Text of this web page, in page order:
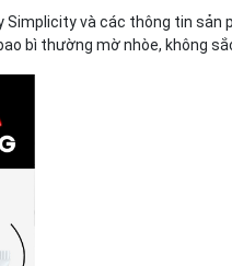
Simplicity và các thông tin
bì thường mờ nhòe, không